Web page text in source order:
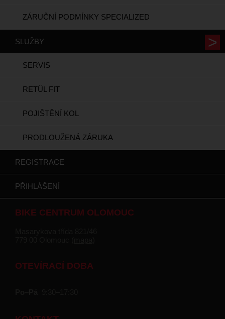
ZÁRUČNÍ PODMÍNKY SPECIALIZED
SLUŽBY
SERVIS
RETÜL FIT
POJIŠTĚNÍ KOL
PRODLOUŽENÁ ZÁRUKA
REGISTRACE
PŘIHLÁŠENÍ
BIKE CENTRUM OLOMOUC
OTEVÍRACÍ DOBA